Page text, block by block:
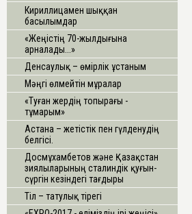
Кириллицамен шыққан
басылымдар
«Жеңістің 70-жылдығына
арналады...»
Денсаулық – өмірлік ұстаным
Мәңгі өлмейтін мұралар
«Туған жердің топырағы -
тұмарым»
Астана – жетістік пен гүлденудің
белгісі.
Досмұхамбетов және Қазақстан
зиялыларының сталиндік қуғын-
сүргін кезіндегі тағдыры
Тіл – татулық тірегі